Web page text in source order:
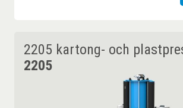
2205 kartong- och
2205